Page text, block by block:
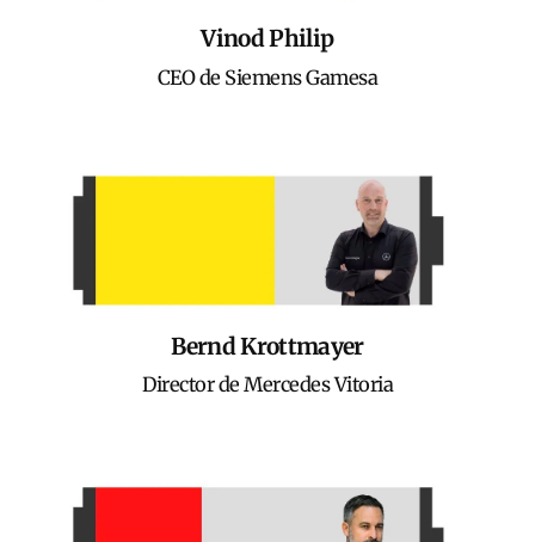
Vinod Philip
CEO de Siemens Gamesa
Bernd Krottmayer
Director de Mercedes Vitoria